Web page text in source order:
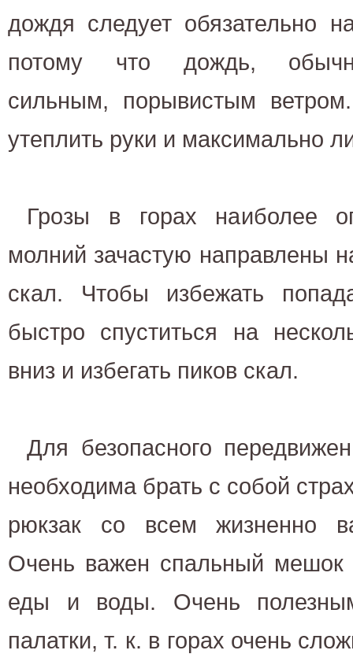
дождя следует обязательно
потому что дождь,
сильным, порывистым
утеплить руки и максимально
Грозы в горах наиболее
молний зачастую направлены
скал. Чтобы избежать
быстро спуститься на
вниз и избегать пиков скал.
Для безопасного
необходима брать с собой
рюкзак со всем жизненно
Очень важен спальный мешок
еды и воды. Очень
палатки, т. к. в горах очень